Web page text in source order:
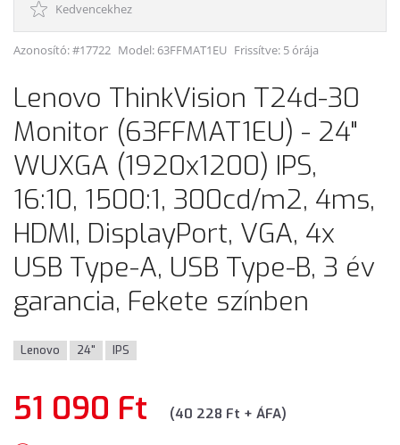
Kedvencekhez
Azonosító: #17722 Model:63FFMAT1EU Frissítve: 5 órája
Lenovo ThinkVision T24d-30
Monitor (63FFMAT1EU) - 24"
WUXGA (1920x1200) IPS,
16:10, 1500:1, 300cd/m2, 4ms,
HDMI, DisplayPort, VGA, 4x
USB Type-A, USB Type-B, 3 év
garancia, Fekete színben
Lenovo 24" IPS
51 090 Ft (40 228 Ft + ÁFA)